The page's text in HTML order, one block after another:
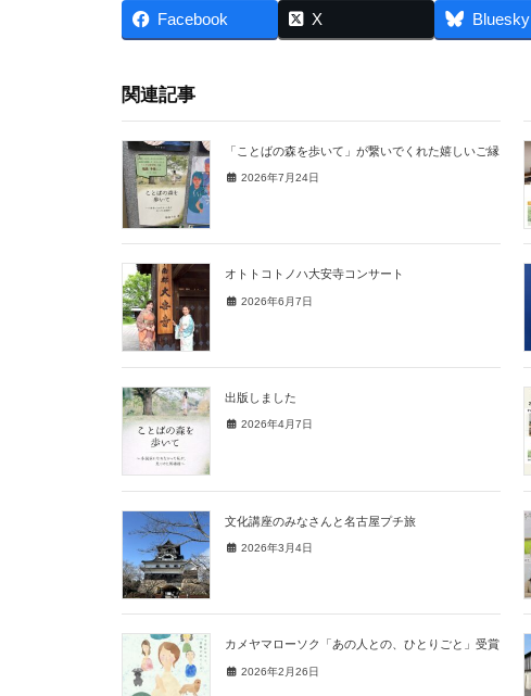
Facebook X Bluesky
関連記事
「ことばの森を歩いて」が繋いでくれた嬉しいご縁
2026年7月24日
オトトコトノハ大安寺コンサート
2026年6月7日
出版しました
2026年4月7日
文化講座のみなさんと名古屋プチ旅
2026年3月4日
カメヤマローソク「あの人との、ひとりごと」受賞
2026年2月26日